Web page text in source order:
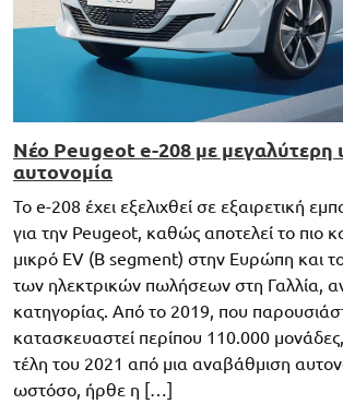
Νέο Peugeot e-208 με μεγαλύτερη
αυτονομία
Το e-208 έχει εξελιχθεί σε εξαιρετική
για την Peugeot, καθώς αποτελεί το πιο
μικρό EV (B segment) στην Ευρώπη και
των ηλεκτρικών πωλήσεων στη Γαλλία,
κατηγορίας. Από το 2019, που
κατασκευαστεί περίπου 110.000
τέλη του 2021 από μια αναβάθμιση
ωστόσο, ήρθε η […]